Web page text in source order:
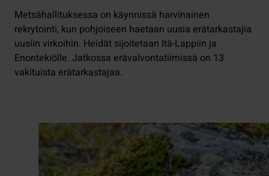
Metsähallituksessa on käynnissä harvinainen
rekrytointi, kun pohjoiseen haetaan uusia erätarkastajia
uusiin virkoihin. Heidät sijoitetaan Itä-Lappiin ja
Enontekiölle. Jatkossa erävalvontatiimissä on 13
vakituista erätarkastajaa.